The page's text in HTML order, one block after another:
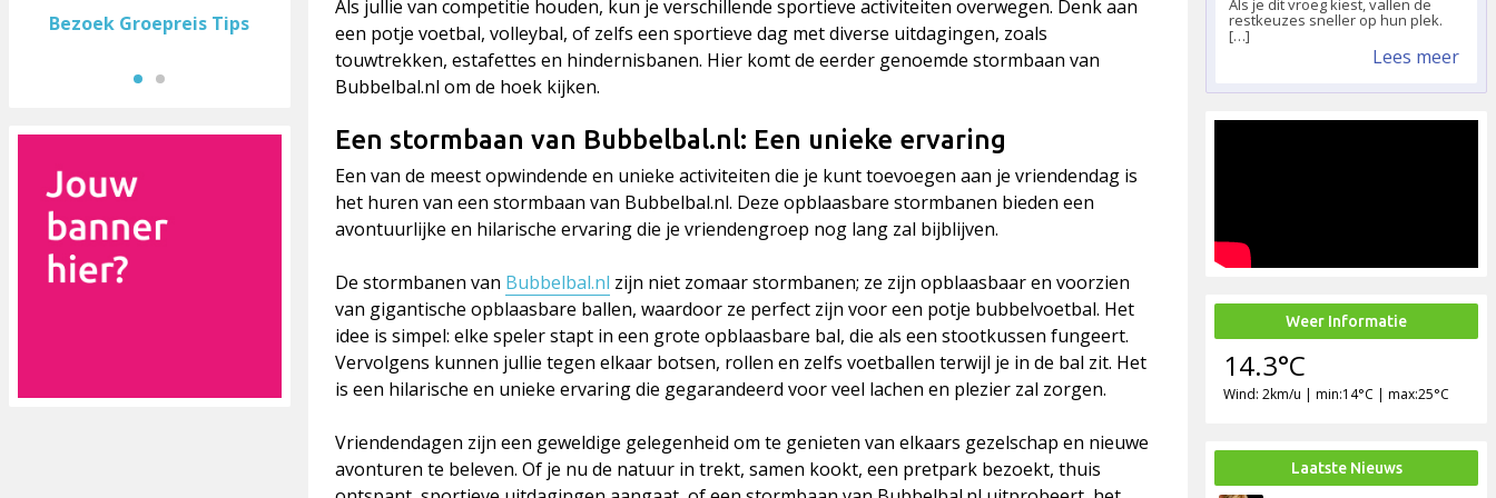
Bezoek Groepreis Tips
Als jullie van competitie houden, kun je verschillende sportieve activiteiten overwegen. Denk aan
een potje voetbal, volleybal, of zelfs een sportieve dag met diverse uitdagingen, zoals
touwtrekken, estafettes en hindernisbanen. Hier komt de eerder genoemde stormbaan van
Bubbelbal.nl om de hoek kijken.
Een stormbaan van Bubbelbal.nl: Een unieke ervaring
Een van de meest opwindende en unieke activiteiten die je kunt toevoegen aan je vriendendag is
het huren van een stormbaan van Bubbelbal.nl. Deze opblaasbare stormbanen bieden een
avontuurlijke en hilarische ervaring die je vriendengroep nog lang zal bijblijven.
De stormbanen van Bubbelbal.nl zijn niet zomaar stormbanen; ze zijn opblaasbaar en voorzien
van gigantische opblaasbare ballen, waardoor ze perfect zijn voor een potje bubbelvoetbal. Het
idee is simpel: elke speler stapt in een grote opblaasbare bal, die als een stootkussen fungeert.
Vervolgens kunnen jullie tegen elkaar botsen, rollen en zelfs voetballen terwijl je in de bal zit. Het
is een hilarische en unieke ervaring die gegarandeerd voor veel lachen en plezier zal zorgen.
Vriendendagen zijn een geweldige gelegenheid om te genieten van elkaars gezelschap en nieuwe
avonturen te beleven. Of je nu de natuur in trekt, samen kookt, een pretpark bezoekt, thuis
Als je dit vroeg kiest, vallen de
restkeuzes sneller op hun plek.
[…]
Lees meer
Weer Informatie
14.3°C
Wind: 2km/u | min:14°C | max:25°C
Laatste Nieuws